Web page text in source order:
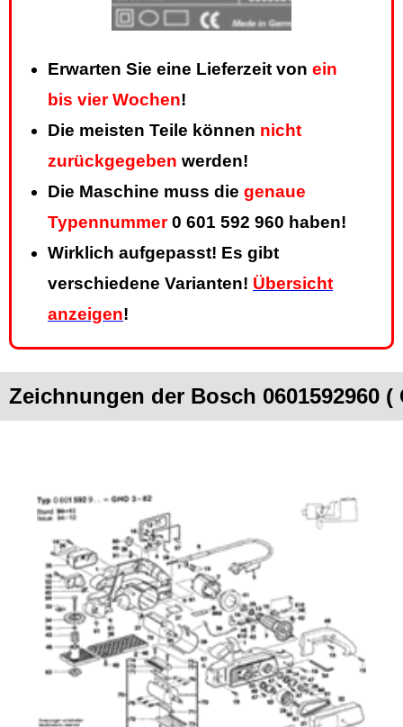
Erwarten Sie eine Lieferzeit von ein
bis vier Wochen!
Die meisten Teile können nicht
zurückgegeben werden!
Die Maschine muss die genaue
Typennummer0 601 592 960 haben!
Wirklich aufgepasst! Es gibt
verschiedene Varianten! Übersicht
anzeigen!
Zeichnungen der Bosch 0601592960 (